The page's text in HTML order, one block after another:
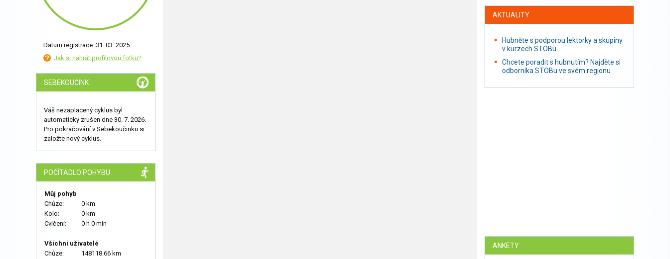
Datum registrace: 31. 03. 2025
Jak si nahrát profilovou fotku?
SEBEKOUČINK
Váš nezaplacený cyklus byl
automaticky zrušen dne 30. 7. 2026.
Pro pokračování v Sebekoučinku si
založte nový cyklus.
POČÍTADLO POHYBU
Můj pohyb
Chůze:
0 km
Kolo:
0 km
Cvičení:
0 h 0 min
Všichni uživatelé
Chůze:
148118.66 km
AKTUALITY
Hubněte s podporou lektorky a skupiny
v kurzech STOBu
Chcete poradit s hubnutím? Najděte si
odborníka STOBu ve svém regionu
ANKETY